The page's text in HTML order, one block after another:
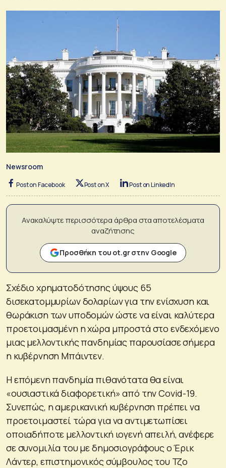
Newsroom
Post on Facebook Post on X Post on LinkedIn
Ανακαλύψτε περισσότερα άρθρα στα αποτελέσματα
αναζήτησης
Προσθήκη του ot.gr στην Google
Σχέδιο χρηματοδότησης ύψους 65
δισεκατομμυρίων δολαρίων για την ενίσχυση και
θωράκιση των υποδομών ώστε να είναι καλύτερα
προετοιμασμένη η χώρα μπροστά στο ενδεχόμενο
μιας μελλοντικής πανδημίας παρουσίασε σήμερα
η κυβέρνηση Μπάιντεν.
Η επόμενη πανδημία πιθανότατα θα είναι
«ουσιαστικά διαφορετική» από την Covid-19.
Συνεπώς, η αμερικανική κυβέρνηση πρέπει να
προετοιμαστεί τώρα για να αντιμετωπίσει
οποιαδήποτε μελλοντική ιογενή απειλή, ανέφερε
σε συνομιλία του με δημοσιογράφους ο Έρικ
Λάντερ, επιστημονικός σύμβουλος του Τζο